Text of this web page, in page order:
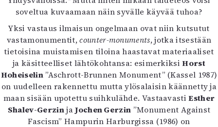
soveltua kuvaamaan näin syvälle käyvää tuhoa?
Yksi vastaus ilmaisun ongelmaan ovat niin kutsutut
vastamonumentit,counter-monuments, jotka itsestään
tietoisina muistamisen tiloina haastavat materiaaliset
ja käsitteelliset lähtökohtansa: esimerkiksiHorst
Hoheiselin”Aschrott-Brunnen Monument” (Kassel 1987)
on uudelleen rakennettu mutta ylösalaisin käännetty ja
maan sisään upotettu suihkulähde. VastaavastiEsther
Shalev-GerzinjaJochen Gerzin ”Monument Against
Fascism” Hampurin Harburgissa (1986) on